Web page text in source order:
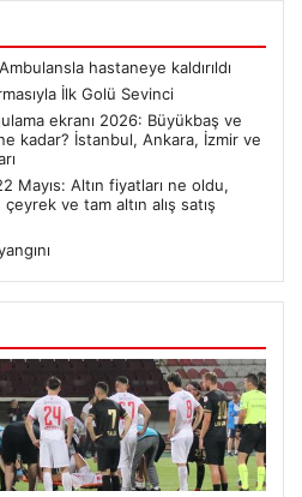
hastaneye kaldırıldı
İlk Golü Sevinci
ekranı 2026: Büyükbaş ve
kadar? İstanbul, Ankara, İzmir ve
Mayıs: Altın fiyatları ne oldu,
ve tam altın alış satış